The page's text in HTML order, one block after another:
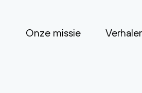
Onze missie